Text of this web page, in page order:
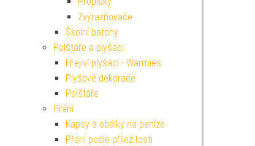
Zvýrazňovače
Školní batohy
Polštáře a plyšáci
Hřejiví plyšáci - Warmies
Plyšové dekorace
Polštáře
Přání
Kapsy a obálky na peníze
Přání podle příležitosti